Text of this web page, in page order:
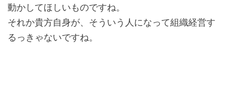
動かしてほしいものですね。
それか貴方自身が、そういう人になって組織経営す
るっきゃないですね。